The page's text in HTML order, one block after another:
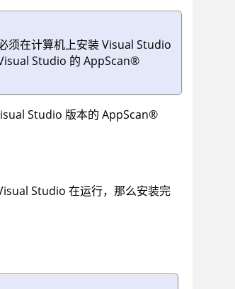
须在计算机上安装 Visual Studio
Studio 的 AppScan®
Studio 版本的 AppScan®
Studio 在运行，那么安装完